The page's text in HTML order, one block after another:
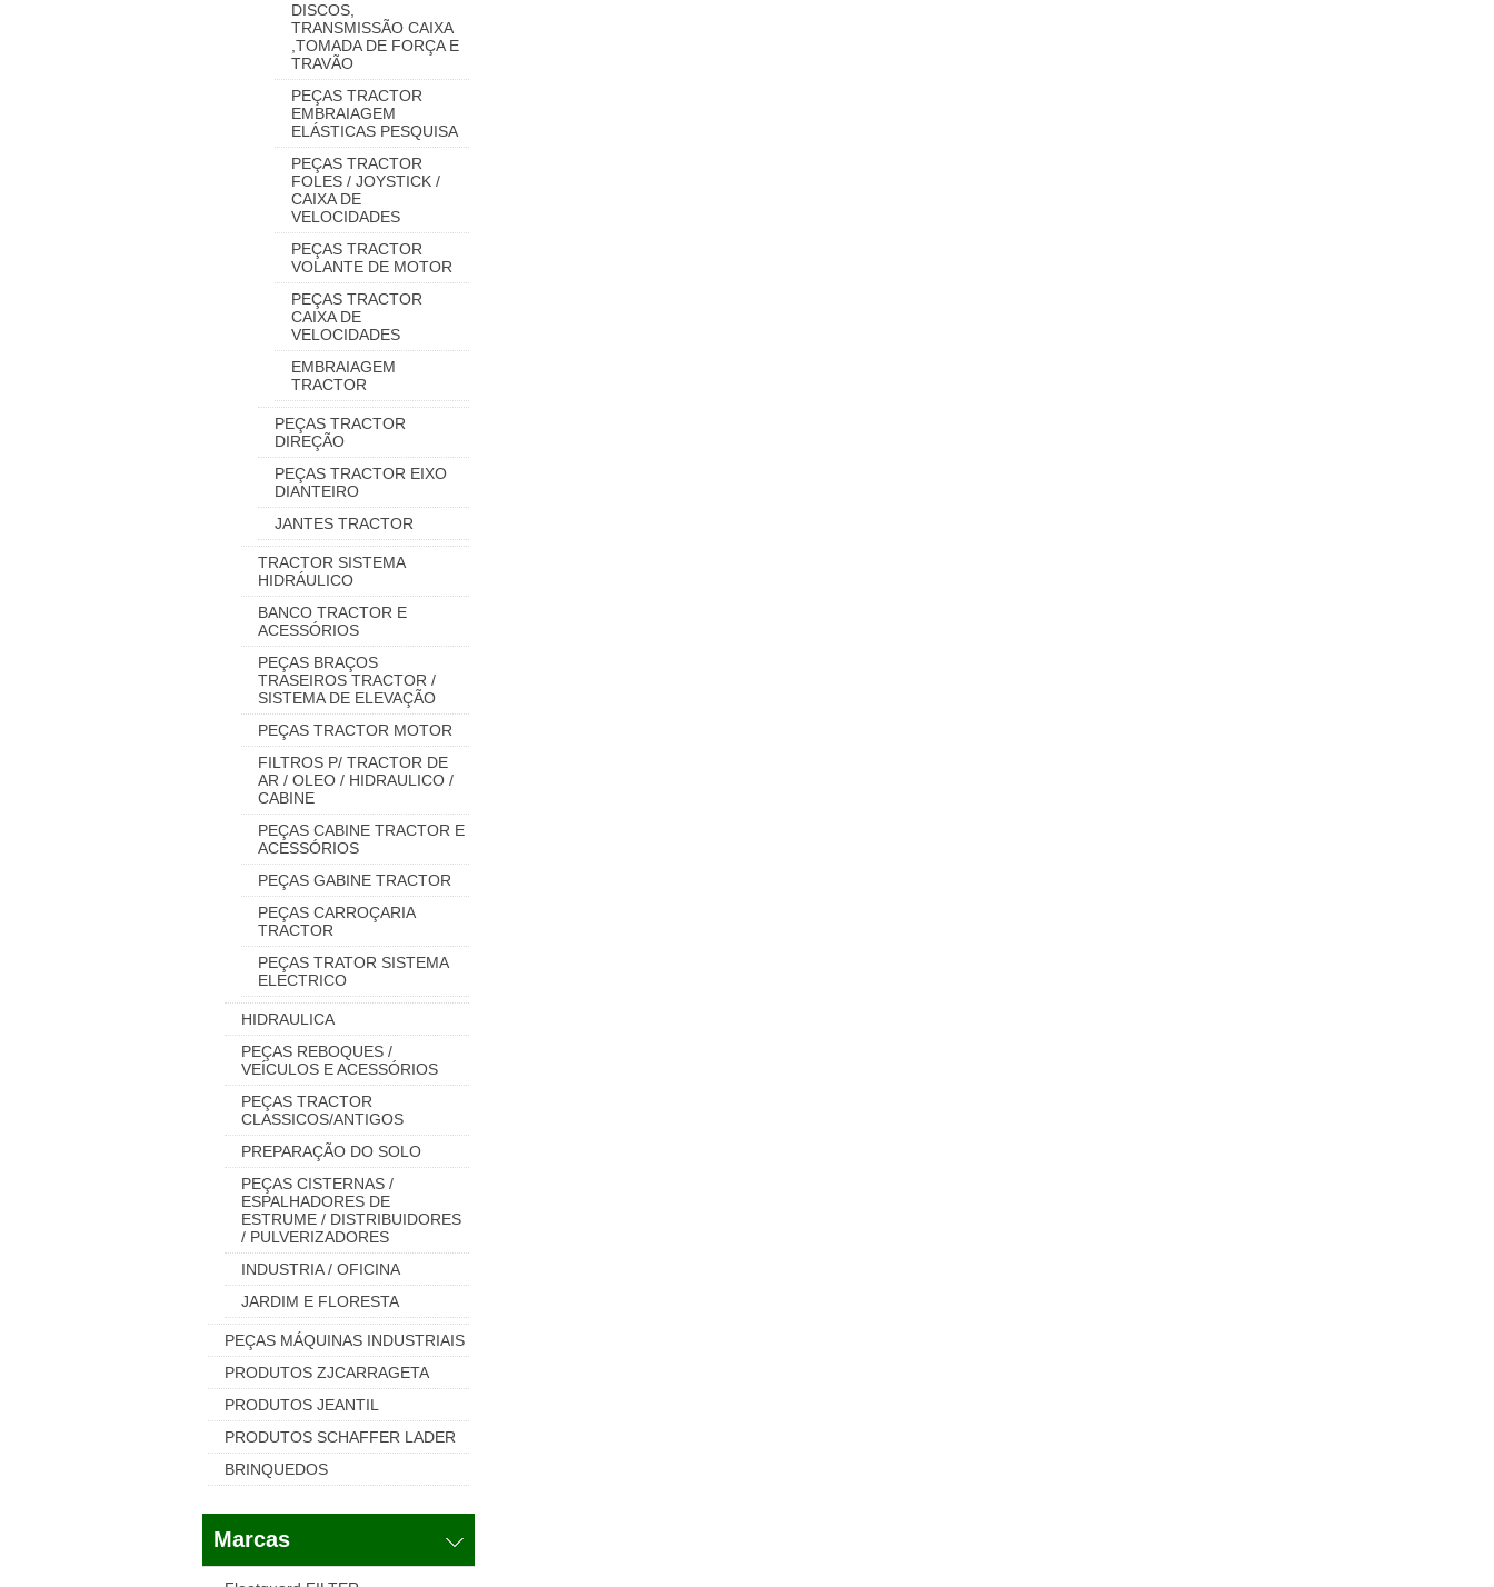
DISCOS,
TRANSMISSÃO CAIXA
,TOMADA DE FORÇA E
TRAVÃO
PEÇAS TRACTOR
EMBRAIAGEM
ELÁSTICAS PESQUISA
PEÇAS TRACTOR
FOLES / JOYSTICK /
CAIXA DE
VELOCIDADES
PEÇAS TRACTOR
VOLANTE DE MOTOR
PEÇAS TRACTOR
CAIXA DE
VELOCIDADES
EMBRAIAGEM
TRACTOR
PEÇAS TRACTOR
DIREÇÃO
PEÇAS TRACTOR EIXO
DIANTEIRO
JANTES TRACTOR
TRACTOR SISTEMA
HIDRÁULICO
BANCO TRACTOR E
ACESSÓRIOS
PEÇAS BRAÇOS
TRASEIROS TRACTOR /
SISTEMA DE ELEVAÇÃO
PEÇAS TRACTOR MOTOR
FILTROS P/ TRACTOR DE
AR / OLEO / HIDRAULICO /
CABINE
PEÇAS CABINE TRACTOR E
ACESSÓRIOS
PEÇAS GABINE TRACTOR
PEÇAS CARROÇARIA
TRACTOR
PEÇAS TRATOR SISTEMA
ELECTRICO
HIDRAULICA
PEÇAS REBOQUES /
VEÍCULOS E ACESSÓRIOS
PEÇAS TRACTOR
CLASSICOS/ANTIGOS
PREPARAÇÃO DO SOLO
PEÇAS CISTERNAS /
ESPALHADORES DE
ESTRUME / DISTRIBUIDORES
/ PULVERIZADORES
INDUSTRIA / OFICINA
JARDIM E FLORESTA
PEÇAS MÁQUINAS INDUSTRIAIS
PRODUTOS ZJCARRAGETA
PRODUTOS JEANTIL
PRODUTOS SCHAFFER LADER
BRINQUEDOS
Marcas